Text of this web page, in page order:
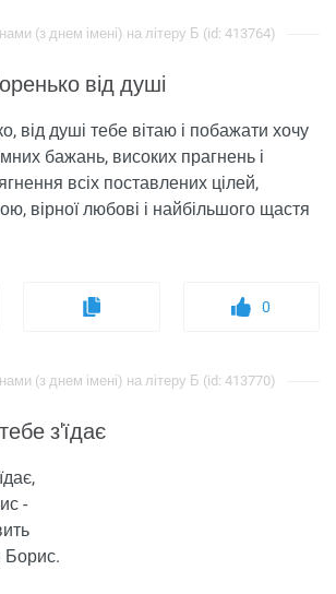
(з днем ​​імені) на літеру Б (id: 413764)
від душі
від душі тебе вітаю і побажати хочу
бажань, високих прагнень і
всіх поставлених цілей,
вірної любові і найбільшого щастя
0
(з днем ​​імені) на літеру Б (id: 413770)
з'їдає
-
Борис.